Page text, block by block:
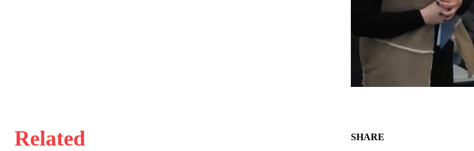
Related SHARE